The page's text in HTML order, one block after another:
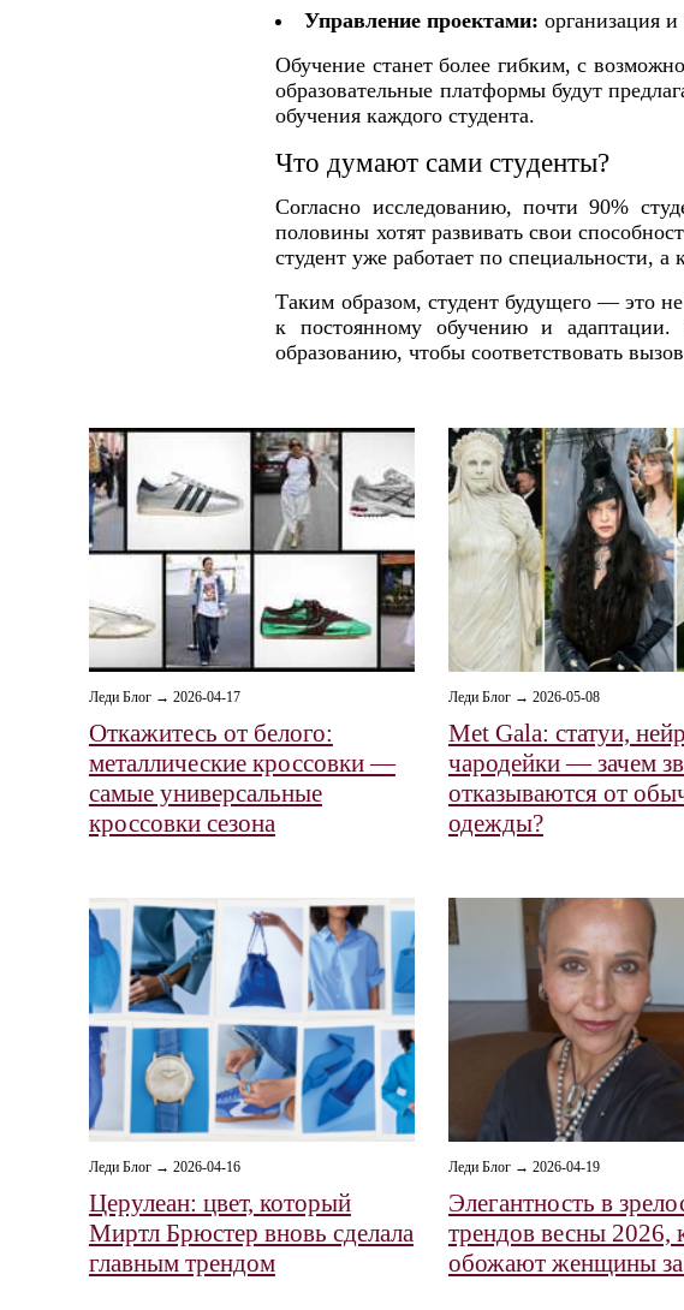
Управление проектами: организация и
Обучение станет более гибким, с
образовательные платформы будут
обучения каждого студента.
Что думают сами студенты?
Согласно исследованию, почти 90%
половины хотят развивать свои
студент уже работает по специальности,
Таким образом, студент будущего — это
к постоянному обучению и
образованию, чтобы соответствовать
Леди Блог → 2026-04-17
Откажитесь от белого:
металлические кроссовки —
самые универсальные
кроссовки сезона
Леди Блог → 2026-05-08
Met Gala: статуи,
чародейки — зачем
отказываются от
одежды?
Леди Блог → 2026-04-16
Церулеан: цвет, который
Миртл Брюстер вновь сделала
главным трендом
Леди Блог → 2026-04-19
Элегантность в
трендов весны 2026,
обожают женщины